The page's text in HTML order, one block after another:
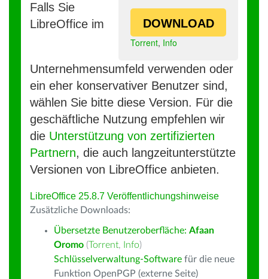
DOWNLOAD
Torrent, Info
Falls Sie
LibreOffice im
Unternehmensumfeld verwenden oder
ein eher konservativer Benutzer sind,
wählen Sie bitte diese Version. Für die
geschäftliche Nutzung empfehlen wir
die Unterstützung von zertifizierten
Partnern, die auch langzeitunterstützte
Versionen von LibreOffice anbieten.
LibreOffice 25.8.7 Veröffentlichungshinweise
Zusätzliche Downloads:
Übersetzte Benutzeroberfläche: Afaan
Oromo (Torrent, Info)
Schlüsselverwaltung-Software für die neue
Funktion OpenPGP (externe Seite)